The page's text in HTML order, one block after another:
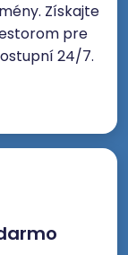
Získajte
pre
24/7.